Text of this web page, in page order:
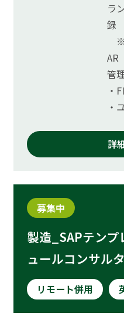
ラ
録
AR
管
・
・
詳
募集中
製造_SAPテン
ュールコンサル
リモート併用